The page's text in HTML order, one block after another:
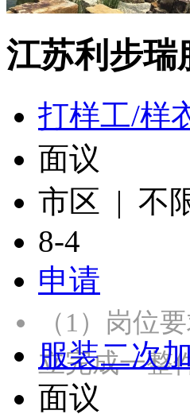
江苏利步瑞
打样工/样
面议
市区 | 不
8-4
申请
（1）岗位
立完成一整
服装二次
面议